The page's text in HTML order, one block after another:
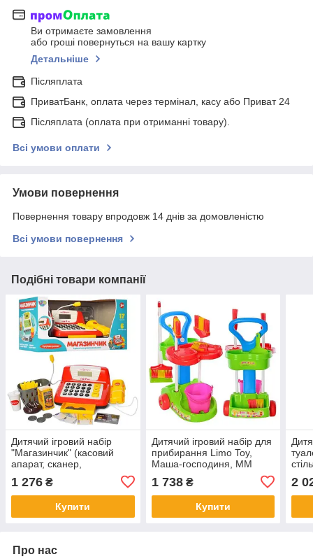
Ви отримаєте замовлення
або гроші повернуться на вашу картку
Детальніше
Післяплата
ПриватБанк, оплата через термінал, касу або Приват 24
Післяплата (оплата при отриманні товару).
Всі умови оплати
Умови повернення
Повернення товару впродовж 14 днів за домовленістю
Всі умови повернення
Подібні товари компанії
Дитячий ігровий набір
"Магазинчик" (касовий
апарат, сканер,
калькулятор, світло, звук)
LIMO TOY 7016-1 UA
1 276 ₴
Купити
Дитячий ігровий набір для
прибирання Limo Toy,
Маша-господиня, MM
1 738₴
Купити
2
Про нас